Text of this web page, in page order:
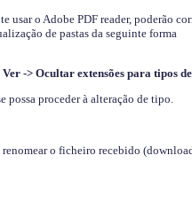
usar o Adobe PDF reader, poderão
de pastas da seguinte forma
-> Ocultar extensões para tipos
possa proceder à alteração de tipo.
o ficheiro recebido